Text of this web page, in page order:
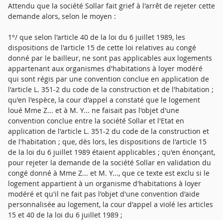
Attendu que la société Sollar fait grief à l'arrêt de rejeter cette
demande alors, selon le moyen :
1°/ que selon l'article 40 de la loi du 6 juillet 1989, les
dispositions de l'article 15 de cette loi relatives au congé
donné par le bailleur, ne sont pas applicables aux logements
appartenant aux organismes d'habitations à loyer modéré
qui sont régis par une convention conclue en application de
l'article L. 351-2 du code de la construction et de l'habitation ;
qu'en l'espèce, la cour d'appel a constaté que le logement
loué Mme Z... et à M. Y... ne faisait pas l'objet d'une
convention conclue entre la société Sollar et l'Etat en
application de l'article L. 351-2 du code de la construction et
de l'habitation ; que, dès lors, les dispositions de l'article 15
de la loi du 6 juillet 1989 étaient applicables ; qu'en énonçant,
pour rejeter la demande de la société Sollar en validation du
congé donné à Mme Z... et M. Y..., que ce texte est exclu si le
logement appartient à un organisme d'habitations à loyer
modéré et qu'il ne fait pas l'objet d'une convention d'aide
personnalisée au logement, la cour d'appel a violé les articles
15 et 40 de la loi du 6 juillet 1989 ;